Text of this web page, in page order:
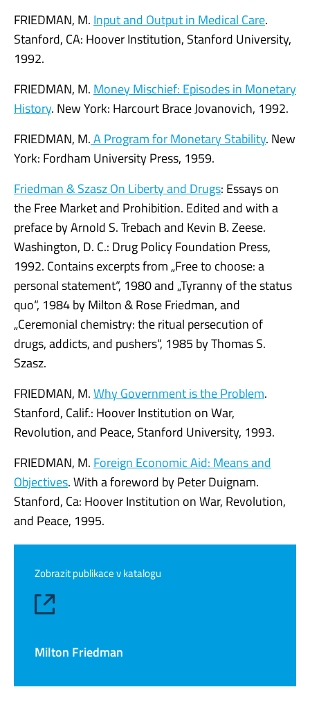
FRIEDMAN, M. Input and Output in Medical Care.
Stanford, CA: Hoover Institution, Stanford University,
1992.
FRIEDMAN, M. Money Mischief: Episodes in Monetary
History. New York: Harcourt Brace Jovanovich, 1992.
FRIEDMAN, M.A Program for Monetary Stability. New
York: Fordham University Press, 1959.
Friedman & Szasz On Liberty and Drugs: Essays on
the Free Market and Prohibition. Edited and with a
preface by Arnold S. Trebach and Kevin B. Zeese.
Washington, D. C.: Drug Policy Foundation Press,
1992. Contains excerpts from „Free to choose: a
personal statement“, 1980 and „Tyranny of the status
quo“, 1984 by Milton & Rose Friedman, and
„Ceremonial chemistry: the ritual persecution of
drugs, addicts, and pushers“, 1985 by Thomas S.
Szasz.
FRIEDMAN, M.Why Government is the Problem.
Stanford, Calif.: Hoover Institution on War,
Revolution, and Peace, Stanford University, 1993.
FRIEDMAN, M. Foreign Economic Aid: Means and
Objectives. With a foreword by Peter Duignam.
Stanford, Ca: Hoover Institution on War, Revolution,
and Peace, 1995.
Zobrazit publikace v katalogu
Milton Friedman